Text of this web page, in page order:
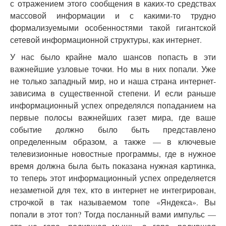
с отражением этого сообщения в каких-то средствах
массовой информации и с какими-то трудно
формализуемыми особенностями такой гигантской
сетевой информационной структуры, как интернет.
У нас было крайне мало шансов попасть в эти
важнейшие узловые точки. Но мы в них попали. Уже
не только западный мир, но и наша страна интернет-
зависима в существенной степени. И если раньше
информационный успех определялся попаданием на
первые полосы важнейших газет мира, где ваше
событие должно было быть представлено
определенным образом, а также — в ключевые
телевизионные новостные программы, где в нужное
время должна была быть показана нужная картинка,
то теперь этот информационный успех определяется
незаметной для тех, кто в интернет не интегрирован,
строчкой в так называемом топе «Яндекса». Вы
попали в этот топ? Тогда посланный вами импульс —